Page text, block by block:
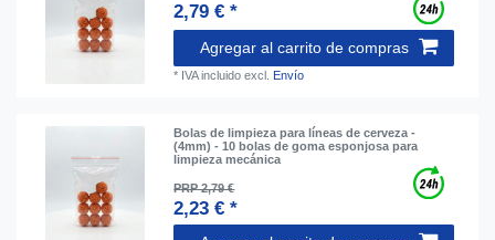
2,79 € *
Agregar al carrito de compras
* IVA incluido excl. Envío
Bolas de limpieza para líneas de cerveza -
(4mm) - 10 bolas de goma esponjosa para
limpieza mecánica
PRP 2,79 €
2,23 € *